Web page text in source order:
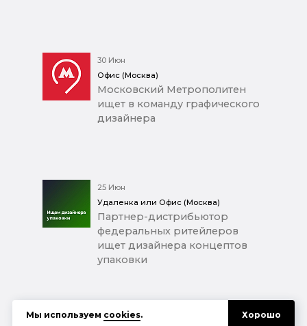
30 Июн
Офис (Москва)
Московский Метрополитен
ищет в команду графического
дизайнера
25 Июн
Удаленка или Офис (Москва)
Партнер-дистрибьютор
федеральных ритейлеров
ищет дизайнера концептов
упаковки
Мы используем cookies. Хорошо